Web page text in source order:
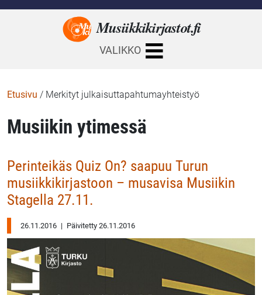
Musiikkikirjastot.fi
VALIKKO
Etusivu / Merkityt julkaisuttapahtumayhteistyö
Musiikin ytimessä
Perinteikäs Quiz On? saapuu Turun
musiikkikirjastoon – musavisa Musiikin
Stagella 27.11.
26.11.2016 | Päivitetty 26.11.2016